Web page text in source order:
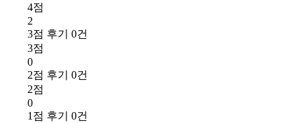
4점
2
3점 후기 0건
3점
0
2점 후기 0건
2점
0
1점 후기 0건